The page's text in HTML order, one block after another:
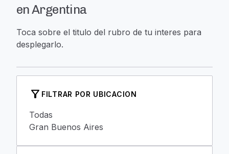
en Argentina
Toca sobre el titulo del rubro de tu interes para
desplegarlo.
filter_alt FILTRAR POR UBICACION
Todas
Gran Buenos Aires